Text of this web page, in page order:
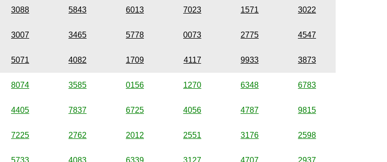
3088 5843 6013 7023 1571 3022
3007 3465 5778 0073 2775 4547
5071 4082 1709 4117 9933 3873
8074 3585 0156 1270 6348 6783
4405 7837 6725 4056 4787 9815
7225 2762 2012 2551 3176 2598
5733 4083 6339 3127 4707 2937